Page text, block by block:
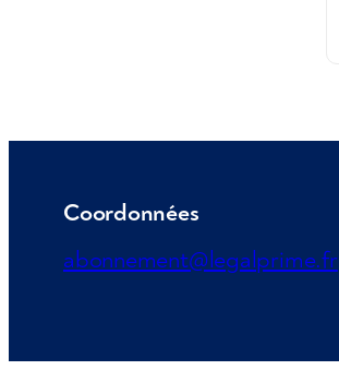
Coordonnées
abonnement@legalprime.fr